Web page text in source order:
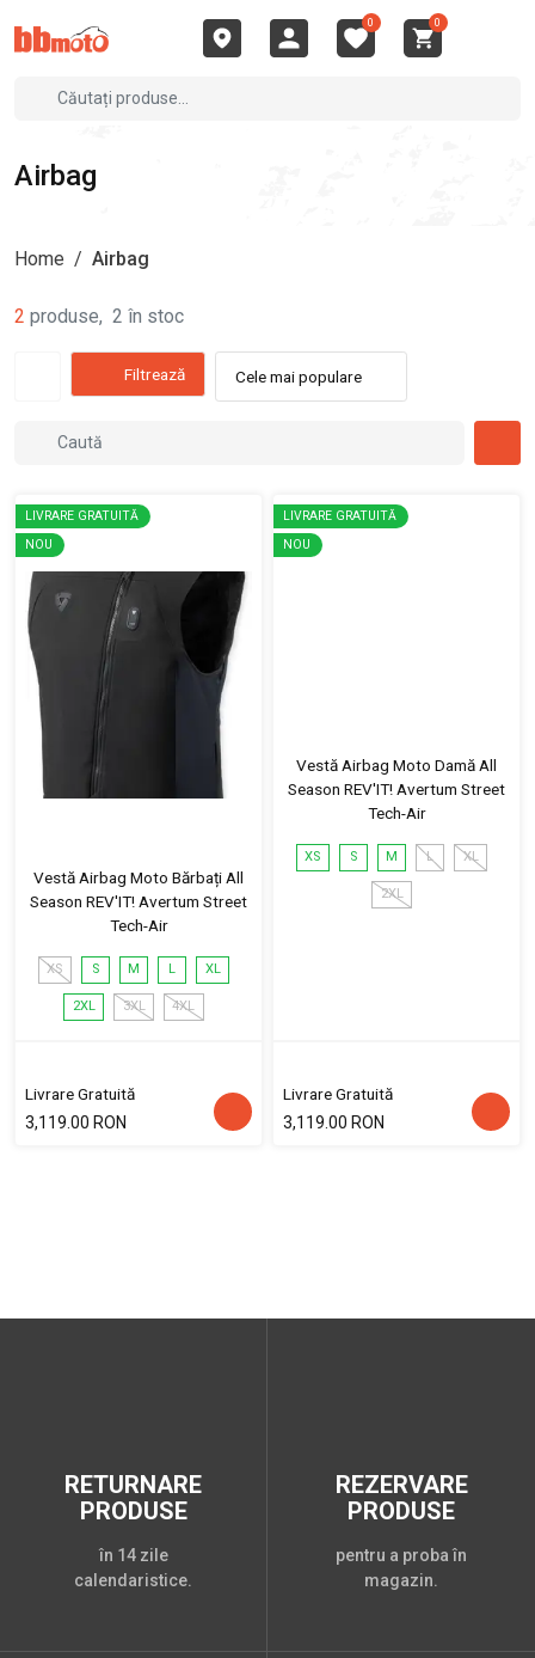
0 0
Airbag
Home / Airbag
2 produse, 2 în stoc
Filtrează Cele mai populare
LIVRARE GRATUITĂ
NOU
Vestă Airbag Moto Bărbați All
Season REV'IT! Avertum Street
Tech-Air
XS S M L XL
2XL 3XL 4XL
Livrare Gratuită
3,119.00 RON
LIVRARE GRATUITĂ
NOU
Vestă Airbag Moto Damă All
Season REV'IT! Avertum Street
Tech-Air
XS S M L XL
2XL
Livrare Gratuită
3,119.00 RON
RETURNARE
PRODUSE
în 14 zile
calendaristice.
REZERVARE
PRODUSE
pentru a proba în
magazin.